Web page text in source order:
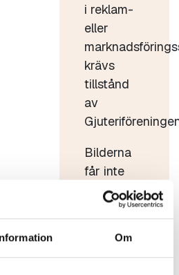
Om
i reklam-
eller
krävs
tillstånd
av
Bilderna
får inte
användas
i strid med
Bilderna